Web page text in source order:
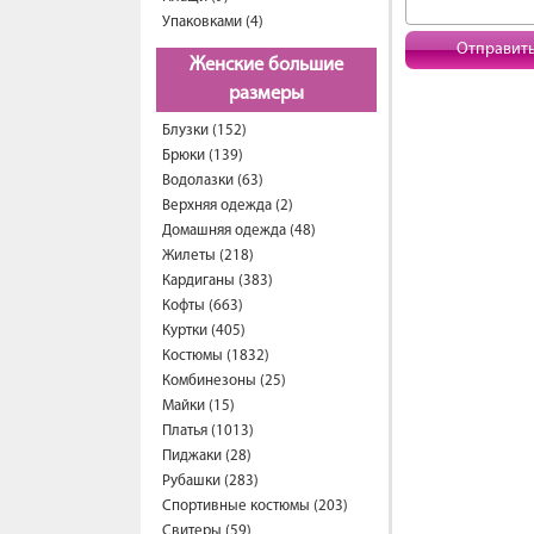
Упаковками (4)
Женские большие
размеры
Блузки (152)
Брюки (139)
Водолазки (63)
Верхняя одежда (2)
Домашняя одежда (48)
Жилеты (218)
Кардиганы (383)
Кофты (663)
Куртки (405)
Костюмы (1832)
Комбинезоны (25)
Майки (15)
Платья (1013)
Пиджаки (28)
Рубашки (283)
Спортивные костюмы (203)